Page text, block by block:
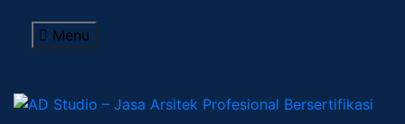
Menu